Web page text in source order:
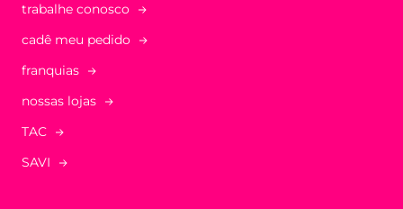
trabalhe conosco
cadê meu pedido
franquias
nossas lojas
TAC
SAVI